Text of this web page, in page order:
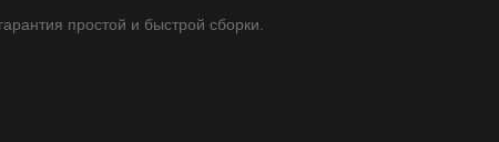
простой и быстрой сборки.